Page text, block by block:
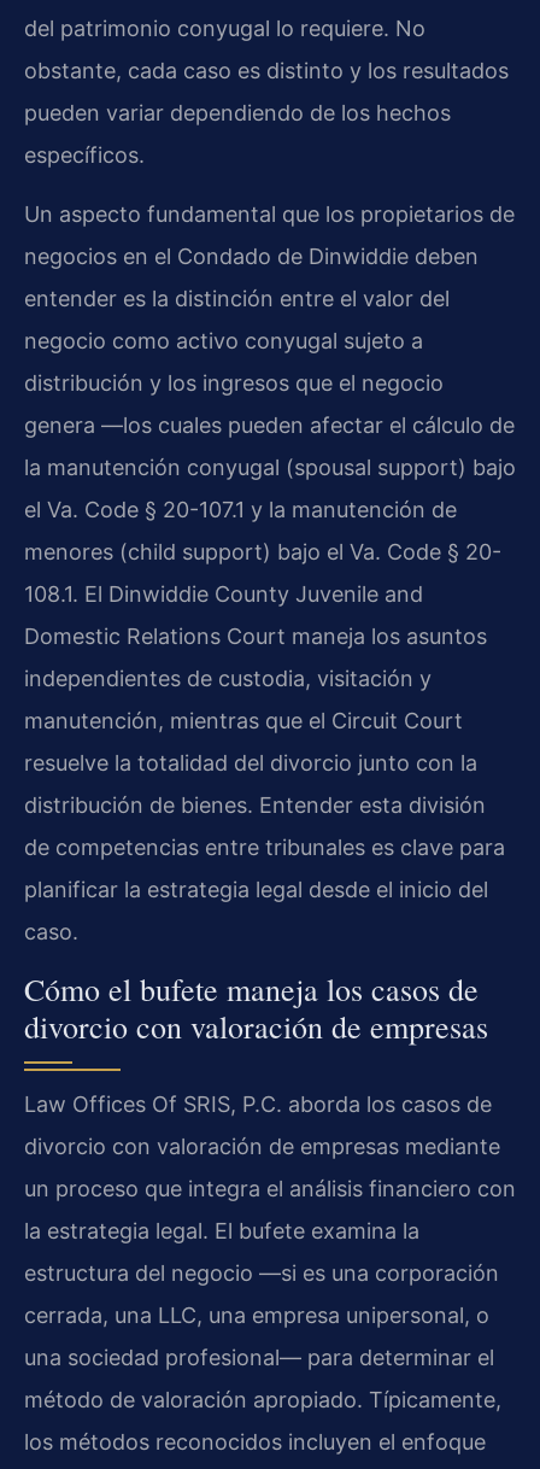
del patrimonio conyugal lo requiere. No
obstante, cada caso es distinto y los resultados
pueden variar dependiendo de los hechos
específicos.
Un aspecto fundamental que los propietarios de
negocios en el Condado de Dinwiddie deben
entender es la distinción entre el valor del
negocio como activo conyugal sujeto a
distribución y los ingresos que el negocio
genera —los cuales pueden afectar el cálculo de
la manutención conyugal (spousal support) bajo
el Va. Code § 20-107.1 y la manutención de
menores (child support) bajo el Va. Code § 20-
108.1. El Dinwiddie County Juvenile and
Domestic Relations Court maneja los asuntos
independientes de custodia, visitación y
manutención, mientras que el Circuit Court
resuelve la totalidad del divorcio junto con la
distribución de bienes. Entender esta división
de competencias entre tribunales es clave para
planificar la estrategia legal desde el inicio del
caso.
Cómo el bufete maneja los casos de
divorcio con valoración de empresas
Law Offices Of SRIS, P.C. aborda los casos de
divorcio con valoración de empresas mediante
un proceso que integra el análisis financiero con
la estrategia legal. El bufete examina la
estructura del negocio —si es una corporación
cerrada, una LLC, una empresa unipersonal, o
una sociedad profesional— para determinar el
método de valoración apropiado. Típicamente,
los métodos reconocidos incluyen el enfoque